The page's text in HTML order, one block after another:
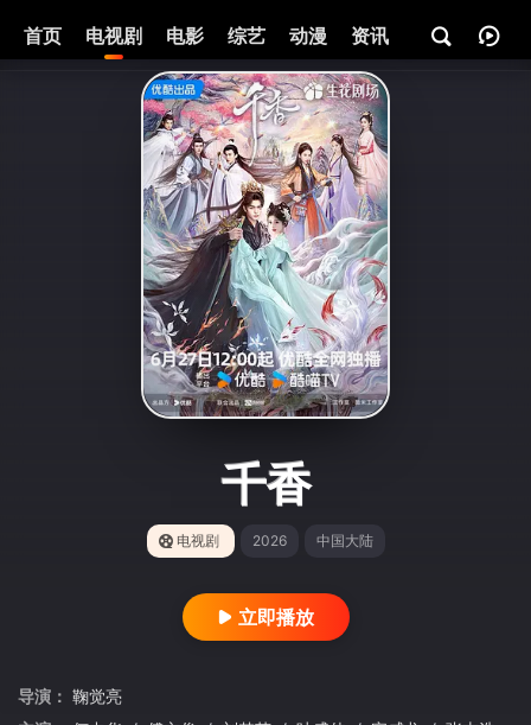
首页 电视剧 电影 综艺 动漫 资讯
千香
电视剧 2026 中国大陆
立即播放
导演： 鞠觉亮